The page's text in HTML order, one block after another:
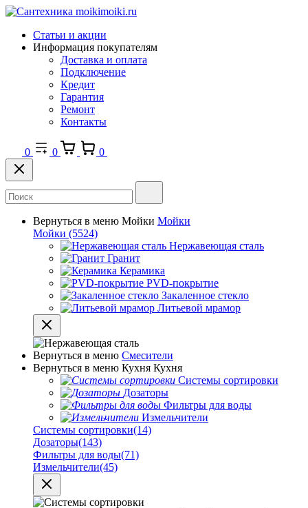
Статьи и акции
Информация покупателям
Доставка и оплата
Подключение
Кредит
Гарантия
Ремонт
Контакты
0 0 0
Вернуться в меню Мойки Мойки
Мойки (5524)
Нержавеющая сталь
Гранит
Керамика
PVD-покрытие
Закаленное стекло
Литьевой мрамор
Вернуться в меню Смесители
Вернуться в меню Кухня Кухня
Системы сортировки
Дозаторы
Фильтры для воды
Измельчители
Системы сортировки(14)
Дозаторы(143)
Фильтры для воды(71)
Измельчители(45)